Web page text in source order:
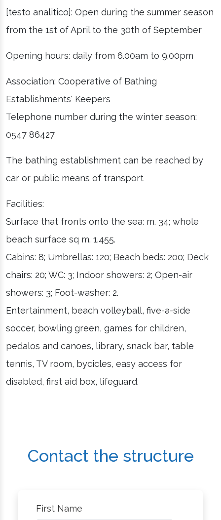
[testo analitico]: Open during the summer season
from the 1st of April to the 30th of September
Opening hours: daily from 6.00am to 9.00pm
Association: Cooperative of Bathing
Establishments' Keepers
Telephone number during the winter season:
0547 86427
The bathing establishment can be reached by
car or public means of transport
Facilities:
Surface that fronts onto the sea: m. 34; whole
beach surface sq m. 1.455.
Cabins: 8; Umbrellas: 120; Beach beds: 200; Deck
chairs: 20; WC: 3; Indoor showers: 2; Open-air
showers: 3; Foot-washer: 2.
Entertainment, beach volleyball, five-a-side
soccer, bowling green, games for children,
pedalos and canoes, library, snack bar, table
tennis, TV room, bycicles, easy access for
disabled, first aid box, lifeguard.
Contact the structure
First Name